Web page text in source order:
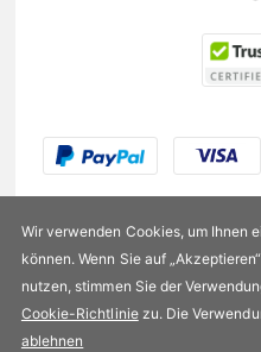
US$44,99
Wir verwenden Cookies, um Ihnen
können. Wenn Sie auf
nutzen, stimmen Sie der
Cookie-Richtliniezu. Die
ablehnen